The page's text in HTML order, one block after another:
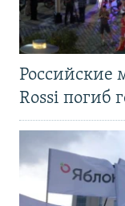
Российские
Rossi погиб